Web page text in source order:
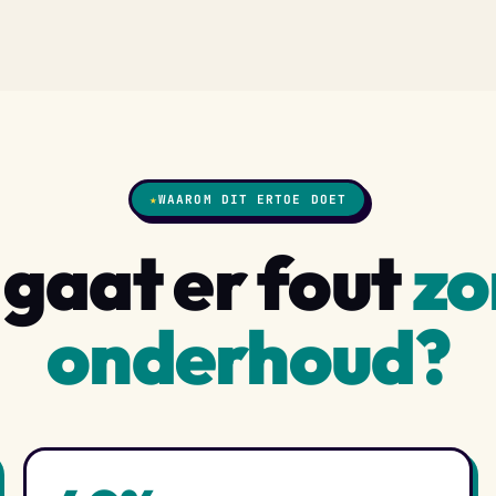
★WAAROM DIT ERTOE DOET
er fout
onderhoud?